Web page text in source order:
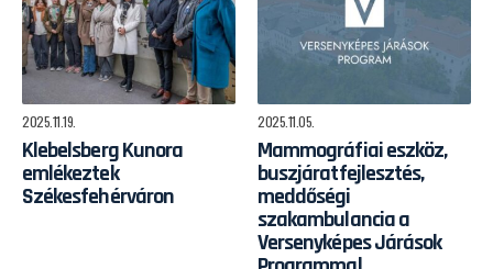
2025.11.19.
Klebelsberg Kunora
emlékeztek
Székesfehérváron
2025.11.05.
Mammográfiai eszköz,
buszjáratfejlesztés,
meddőségi
szakambulancia a
Versenyképes Járások